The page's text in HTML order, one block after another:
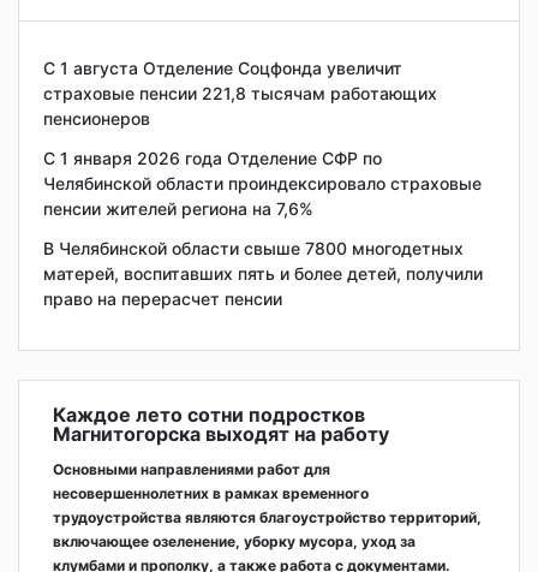
С 1 августа Отделение Соцфонда увеличит
страховые пенсии 221,8 тысячам работающих
пенсионеров
С 1 января 2026 года Отделение СФР по
Челябинской области проиндексировало страховые
пенсии жителей региона на 7,6%
В Челябинской области свыше 7800 многодетных
матерей, воспитавших пять и более детей, получили
право на перерасчет пенсии
Каждое лето сотни подростков
Магнитогорска выходят на работу
Основными направлениями работ для
несовершеннолетних в рамках временного
трудоустройства являются благоустройство территорий,
включающее озеленение, уборку мусора, уход за
клумбами и прополку, а также работа с документами.